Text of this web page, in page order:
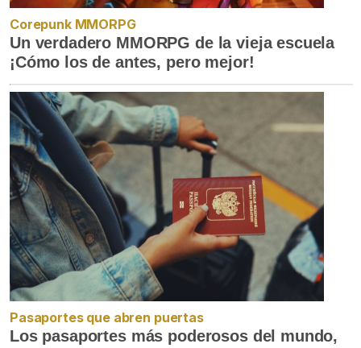
Corepunk MMORPG
Un verdadero MMORPG de la vieja escuela
¡Cómo los de antes, pero mejor!
Pasaportes que abren puertas
Los pasaportes más poderosos del mundo,